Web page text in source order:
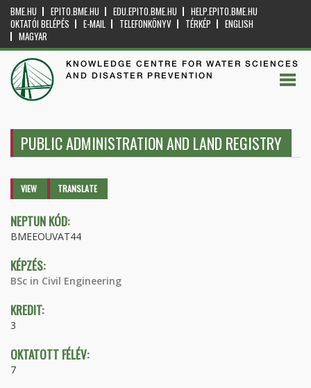
BME.HU EPITO.BME.HU EDU.EPITO.BME.HU
HELP.EPITO.BME.HU
OKTATÓI BELÉPÉS
E-MAIL TELEFONKÖNYV TÉRKÉP
ENGLISH
MAGYAR
KNOWLEDGE CENTRE FOR WATER SCIENCES
AND DISASTER PREVENTION
PUBLIC ADMINISTRATION AND LAND REGISTRY
Primary tabs
VIEW (ACTIVETRANSLATE
NEPTUN KÓD:
BMEEOUVAT44
KÉPZÉS:
BSc in Civil Engineering
KREDIT:
3
OKTATOTT FÉLÉV:
7